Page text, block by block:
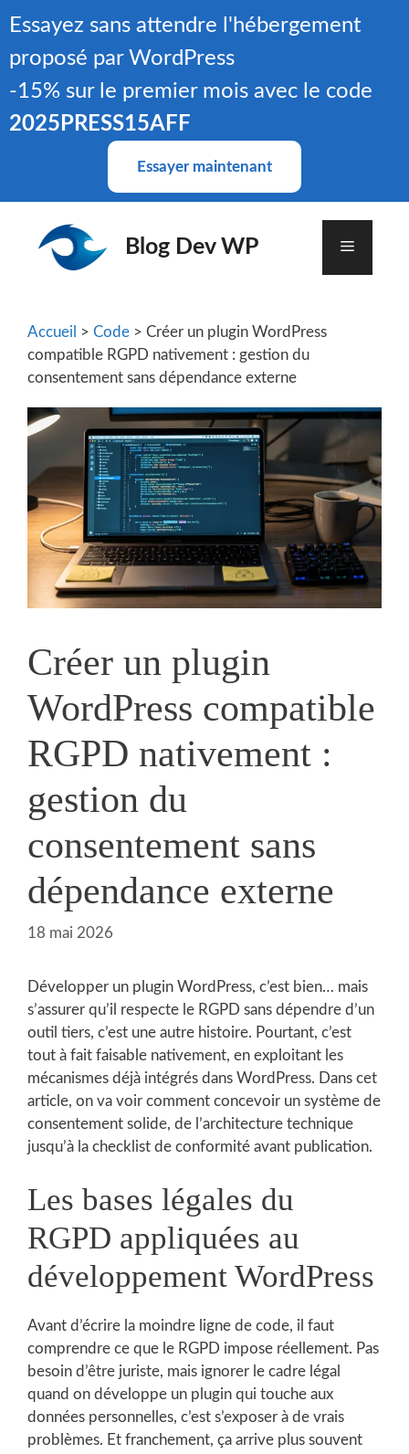
au
contenu
Essayez sans attendre l'hébergement
proposé par WordPress
-15% sur le premier mois avec le code
2025PRESS15AFF
Essayer maintenant
Blog Dev WP Menu
Accueil > Code > Créer un plugin WordPress
compatible RGPD nativement : gestion du
consentement sans dépendance externe
Créer un plugin
WordPress compatible
RGPD nativement :
gestion du
consentement sans
dépendance externe
18 mai 2026
Développer un plugin WordPress, c’est bien… mais
s’assurer qu’il respecte le RGPD sans dépendre d’un
outil tiers, c’est une autre histoire. Pourtant, c’est
tout à fait faisable nativement, en exploitant les
mécanismes déjà intégrés dans WordPress. Dans cet
article, on va voir comment concevoir un système de
consentement solide, de l’architecture technique
jusqu’à la checklist de conformité avant publication.
Les bases légales du
RGPD appliquées au
développement WordPress
Avant d’écrire la moindre ligne de code, il faut
comprendre ce que le RGPD impose réellement. Pas
besoin d’être juriste, mais ignorer le cadre légal
quand on développe un plugin qui touche aux
données personnelles, c’est s’exposer à de vrais
problèmes. Et franchement, ça arrive plus souvent